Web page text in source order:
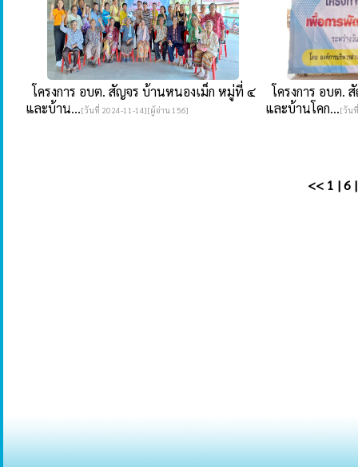
โครงการ อบต. สัญจร บ้านหนองเม็ก หมู่ที่ ๔
และบ้าน...[วันที่ 2024-11-14][ผู้อ่าน 156]
โครงการ อบต.
และบ้านโคก...[วัน
<< 1 |6